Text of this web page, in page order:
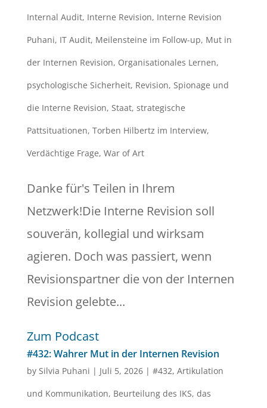
Internal Audit, Interne Revision, Interne Revision
Puhani, IT Audit, Meilensteine im Follow-up, Mut in
der Internen Revision, Organisationales Lernen,
psychologische Sicherheit, Revision, Spionage und
die Interne Revision, Staat, strategische
Pattsituationen, Torben Hilbertz im Interview,
Verdächtige Frage, War of Art
Danke für's Teilen in Ihrem
Netzwerk!Die Interne Revision soll
souverän, kollegial und wirksam
agieren. Doch was passiert, wenn
Revisionspartner die von der Internen
Revision gelebte...
Zum Podcast
#432: Wahrer Mut in der Internen Revision
by Silvia Puhani | Juli 5, 2026| #432, Artikulation
und Kommunikation, Beurteilung des IKS, das